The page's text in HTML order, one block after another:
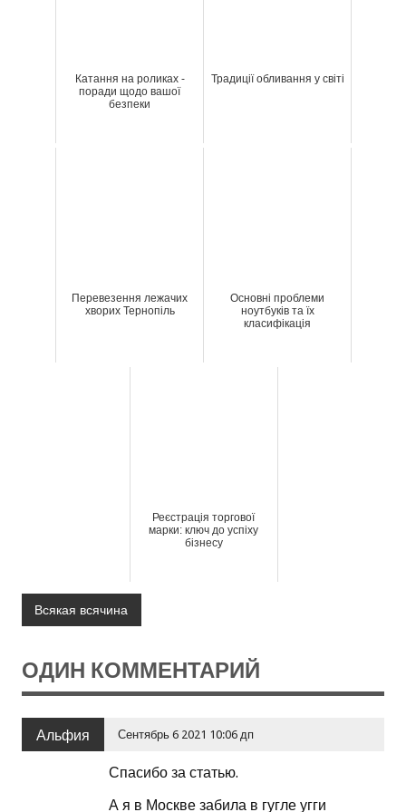
Катання на роликах -
поради щодо вашої
безпеки
Традиції обливання у світі
Перевезення лежачих
хворих Тернопіль
Основні проблеми
ноутбуків та їх
класифікація
Реєстрація торгової
марки: ключ до успіху
бізнесу
Всякая всячина
ОДИН КОММЕНТАРИЙ
Альфия Сентябрь 6 2021 10:06 дп
Спасибо за статью.
А я в Москве забила в гугле угги